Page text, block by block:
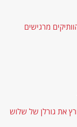
מהאזרחים הוותיקים מרגישים
את גורלן של שלוש